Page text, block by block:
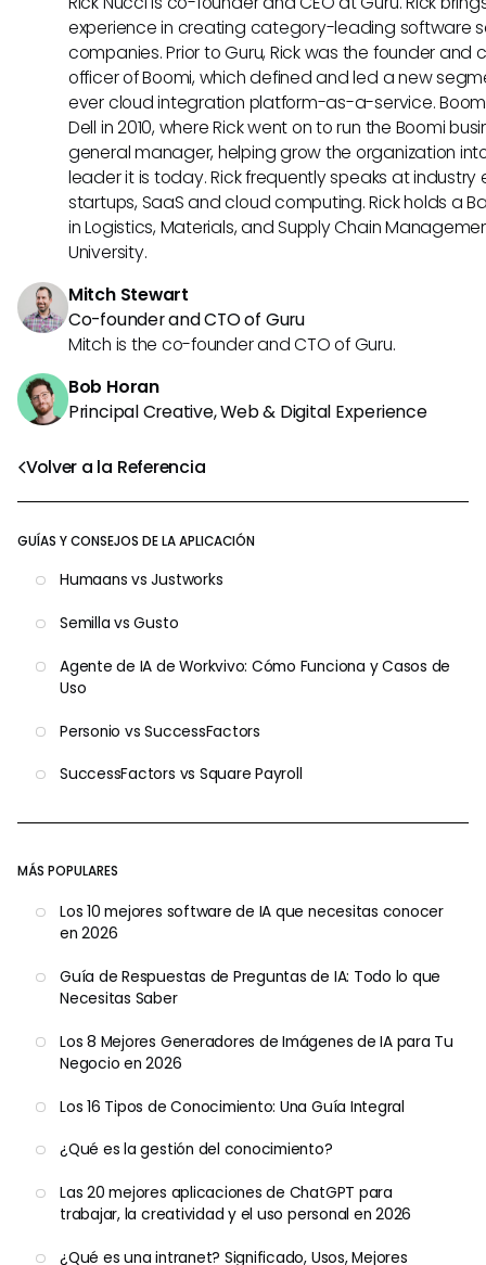
Volver a la Referencia
GUÍAS Y CONSEJOS DE LA APLICACIÓN
Humaans vs Justworks
Semilla vs Gusto
Agente de IA de Workvivo: Cómo Funciona y Casos de
Uso
Personio vs SuccessFactors
SuccessFactors vs Square Payroll
MÁS POPULARES
Los 10 mejores software de IA que necesitas conocer
en 2026
Guía de Respuestas de Preguntas de IA: Todo lo que
Necesitas Saber
Los 8 Mejores Generadores de Imágenes de IA para Tu
Negocio en 2026
Los 16 Tipos de Conocimiento: Una Guía Integral
¿Qué es la gestión del conocimiento?
Las 20 mejores aplicaciones de ChatGPT para
trabajar, la creatividad y el uso personal en 2026
¿Qué es una intranet? Significado, Usos, Mejores
experience in creating category-leading software
companies. Prior to Guru, Rick was the founder and
officer of Boomi, which defined and led a new
ever cloud integration platform-as-a-service.
Dell in 2010, where Rick went on to run the Boomi
general manager, helping grow the organization
leader it is today. Rick frequently speaks at
startups, SaaS and cloud computing. Rick holds a
in Logistics, Materials, and Supply Chain
University.
Mitch Stewart
Co-founder and CTO of Guru
Mitch is the co-founder and CTO of Guru.
Bob Horan
Principal Creative, Web & Digital Experience